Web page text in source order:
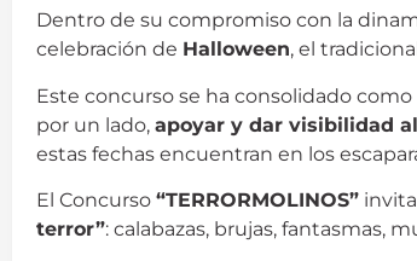
Dentro de su compromiso con la
celebración de Halloween, el tradicional
Este concurso se ha consolidado
por un lado, apoyar y dar visibilidad
estas fechas encuentran en los
El Concurso “TERRORMOLINOS”
terror”: calabazas, brujas, fantasmas,